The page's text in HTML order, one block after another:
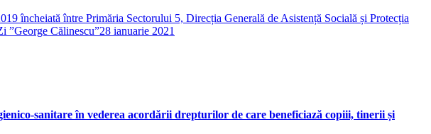
încheiată între Primăria Sectorului 5, Direcția Generală de Asistență Socială și Protecția
”George Călinescu”28 ianuarie 2021
sanitare în vederea acordării drepturilor de care beneficiază copiii, tinerii și